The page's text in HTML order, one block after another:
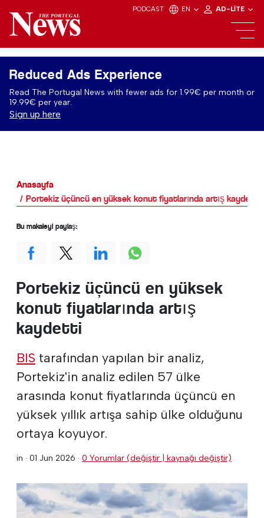
PODCAST EN AD-LITE
Reduced Ads Experience
Read The Portugal News with fewer ads for 1.99€ per month or
19.99€ per year.
Sign up here
Anasayfa
Portekiz üçüncü en yüksek konut fiyatlarında artış kaydetti
Portekiz üçüncü en yüksek
konut fiyatlarında artış
kaydetti
BIS tarafından yapılan bir analiz,
Portekiz'in analiz edilen 57 ülke
arasında konut fiyatlarında üçüncü en
yüksek yıllık artışa sahip ülke olduğunu
ortaya koyuyor.
in · 01 Jun 2026 · 0 Yorumlar (değiştir | kaynağı değiştir)
Bu makaleyi paylaş: